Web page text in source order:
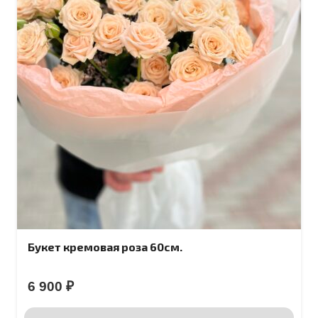
Букет кремовая роза 60см.
6 900 ₽